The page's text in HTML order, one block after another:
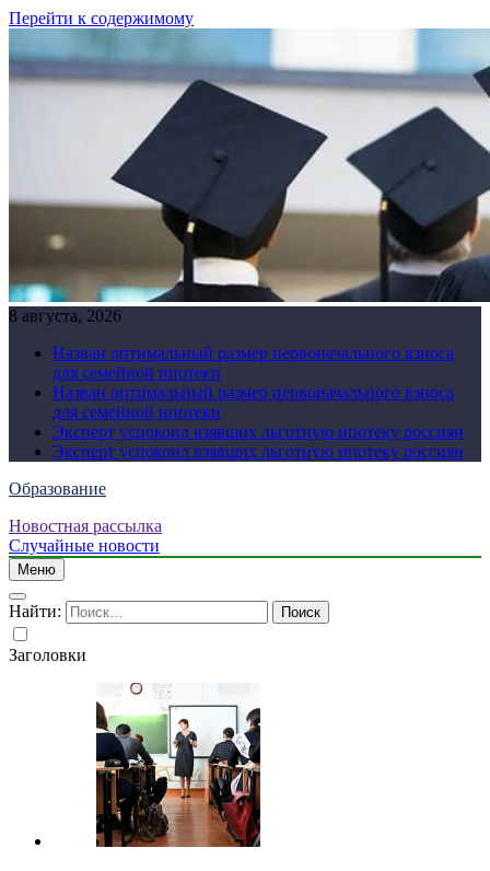
Перейти к содержимому
8 августа, 2026
Назван оптимальный размер первоначального взноса
для семейной ипотеки
Назван оптимальный размер первоначального взноса
для семейной ипотеки
Эксперт успокоил взявших льготную ипотеку россиян
Эксперт успокоил взявших льготную ипотеку россиян
Образование
Новостная рассылка
Случайные новости
Меню
Найти:
Заголовки